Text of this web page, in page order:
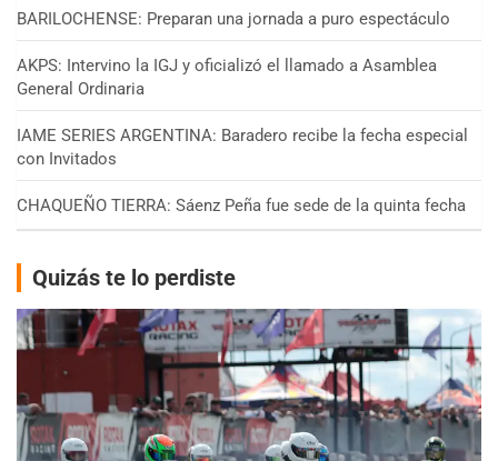
BARILOCHENSE: Preparan una jornada a puro espectáculo
AKPS: Intervino la IGJ y oficializó el llamado a Asamblea
General Ordinaria
IAME SERIES ARGENTINA: Baradero recibe la fecha especial
con Invitados
CHAQUEÑO TIERRA: Sáenz Peña fue sede de la quinta fecha
Quizás te lo perdiste